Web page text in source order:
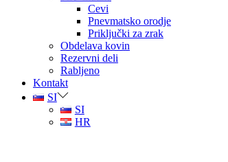
Cevi
Pnevmatsko orodje
Priključki za zrak
Obdelava kovin
Rezervni deli
Rabljeno
Kontakt
SI
SI
HR